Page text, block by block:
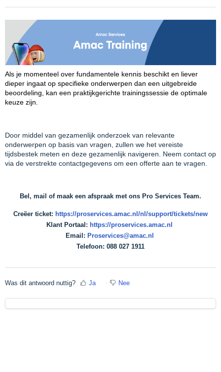
Als je momenteel over fundamentele kennis beschikt en liever
dieper ingaat op specifieke onderwerpen dan een uitgebreide
beoordeling, kan een praktijkgerichte trainingssessie de optimale
keuze zijn.
Door middel van gezamenlijk onderzoek van relevante
onderwerpen op basis van vragen, zullen we het vereiste
tijdsbestek meten en deze gezamenlijk navigeren. Neem contact op
via de verstrekte contactgegevens om een offerte aan te vragen.
Bel, mail of maak een afspraak met ons Pro Services Team.
Creëer ticket: https://proservices.amac.nl/nl/support/tickets/new
Klant Portaal: https://proservices.amac.nl
Email: Proservices@amac.nl
Telefoon: 088 027 1911
Was dit antwoord nuttig? Ja Nee